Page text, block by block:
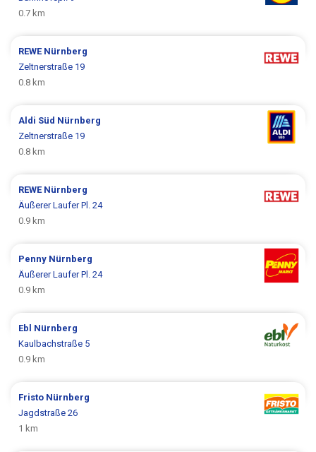
0.7 km
REWE Nürnberg
Zeltnerstraße 19
0.8 km
Aldi Süd Nürnberg
Zeltnerstraße 19
0.8 km
REWE Nürnberg
Äußerer Laufer Pl. 24
0.9 km
Penny Nürnberg
Äußerer Laufer Pl. 24
0.9 km
Ebl Nürnberg
Kaulbachstraße 5
0.9 km
Fristo Nürnberg
Jagdstraße 26
1 km